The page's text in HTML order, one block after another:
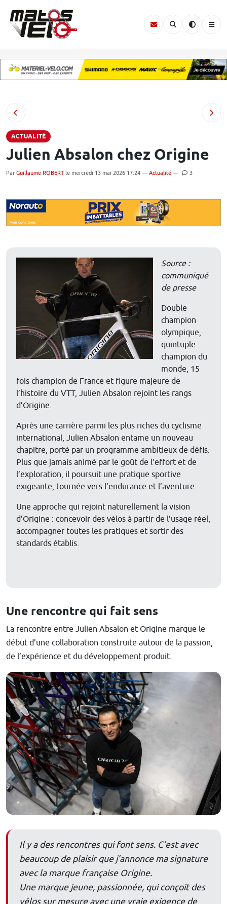
ACTUALITÉ
Julien Absalon chez Origine
Par Guillaume ROBERT le mercredi 13 mai 2026 17:24 — Actualité — 3
Source :
communiqué
de presse
Double
champion
olympique,
quintuple
champion du
monde, 15
fois champion de France et figure majeure de
l’histoire du VTT, Julien Absalon rejoint les rangs
d’Origine.
Après une carrière parmi les plus riches du cyclisme
international, Julien Absalon entame un nouveau
chapitre, porté par un programme ambitieux de défis.
Plus que jamais animé par le goût de l’effort et de
l’exploration, il poursuit une pratique sportive
exigeante, tournée vers l’endurance et l’aventure.
Une approche qui rejoint naturellement la vision
d’Origine : concevoir des vélos à partir de l’usage réel,
accompagner toutes les pratiques et sortir des
standards établis.
Une rencontre qui fait sens
La rencontre entre Julien Absalon et Origine marque le
début d’une collaboration construite autour de la passion,
de l’expérience et du développement produit.
Il y a des rencontres qui font sens. C’est avec
beaucoup de plaisir que j’annonce ma signature
avec la marque française Origine.
Une marque jeune, passionnée, qui conçoit des
vélos sur mesure avec une vraie exigence de